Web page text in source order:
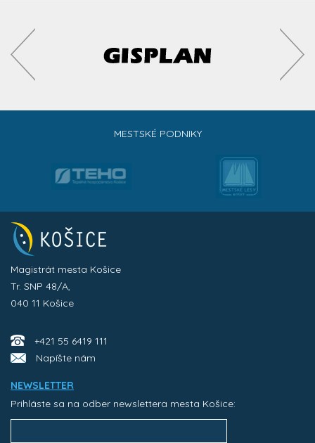
MESTSKÉ PODNIKY
Magistrát mesta Košice
Tr. SNP 48/A,
040 11 Košice
+421 55 6419 111
Napíšte nám
NEWSLETTER
Prihláste sa na odber newslettera mesta Košice: